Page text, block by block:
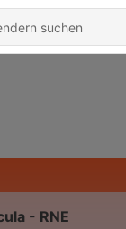
- RNE